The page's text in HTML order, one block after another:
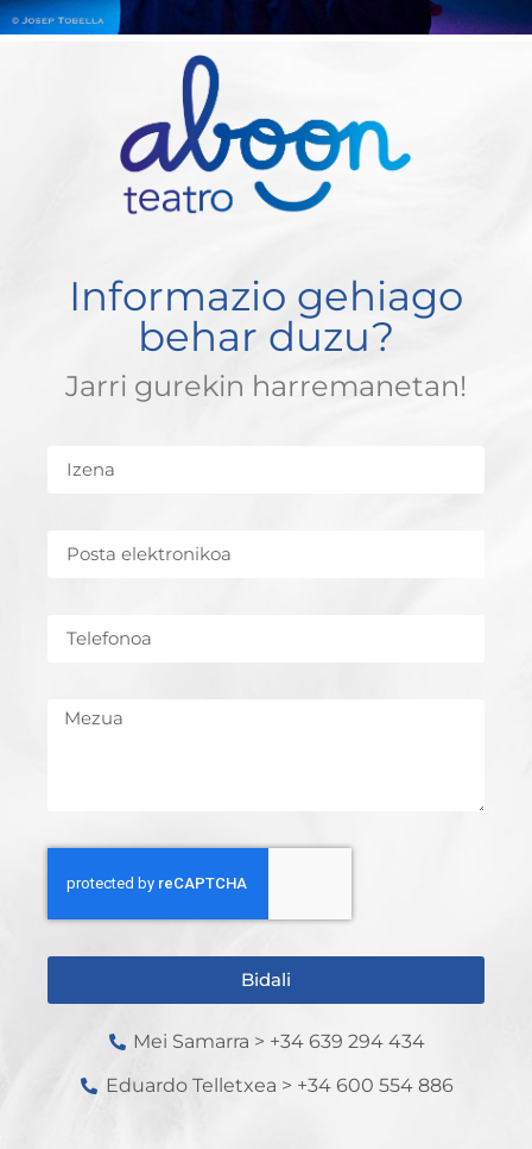
Informazio gehiago
behar duzu?
Jarri gurekin harremanetan!
Bidali
Mei Samarra > +34 639 294 434
Eduardo Telletxea > +34 600 554 886